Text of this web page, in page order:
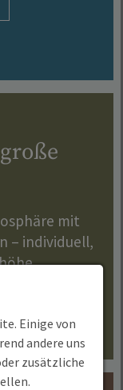
mit
– individuell,
Einige von
andere uns
zusätzliche